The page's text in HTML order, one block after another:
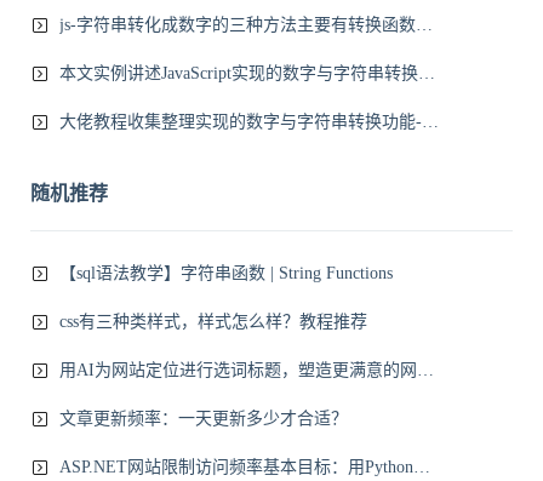
随机推荐
【sql语法教学】字符串函数 | String Functions
css有三种类样式，样式怎么样？教程推荐
文章更新频率：一天更新多少才合适？